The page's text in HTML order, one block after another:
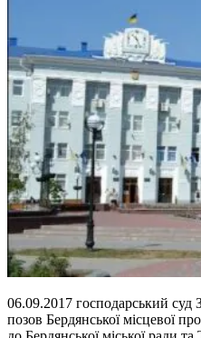
06.09.2017 господарський суд
позов Бердянської місцевої